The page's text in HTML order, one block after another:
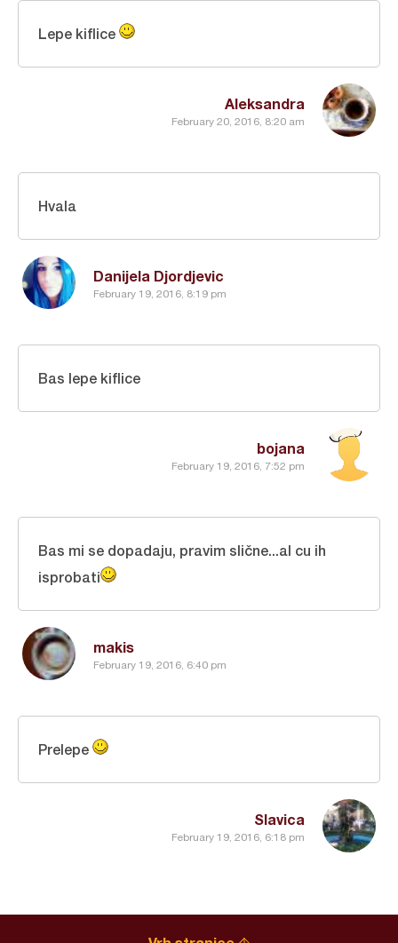
Aleksandra
February 20, 2016, 8:20 am
Lepe kiflice
Danijela Djordjevic
February 19, 2016, 8:19 pm
Hvala
bojana
February 19, 2016, 7:52 pm
Bas lepe kiflice
makis
February 19, 2016, 6:40 pm
Bas mi se dopadaju, pravim slične...al cu ih
isprobati
Slavica
February 19, 2016, 6:18 pm
Prelepe